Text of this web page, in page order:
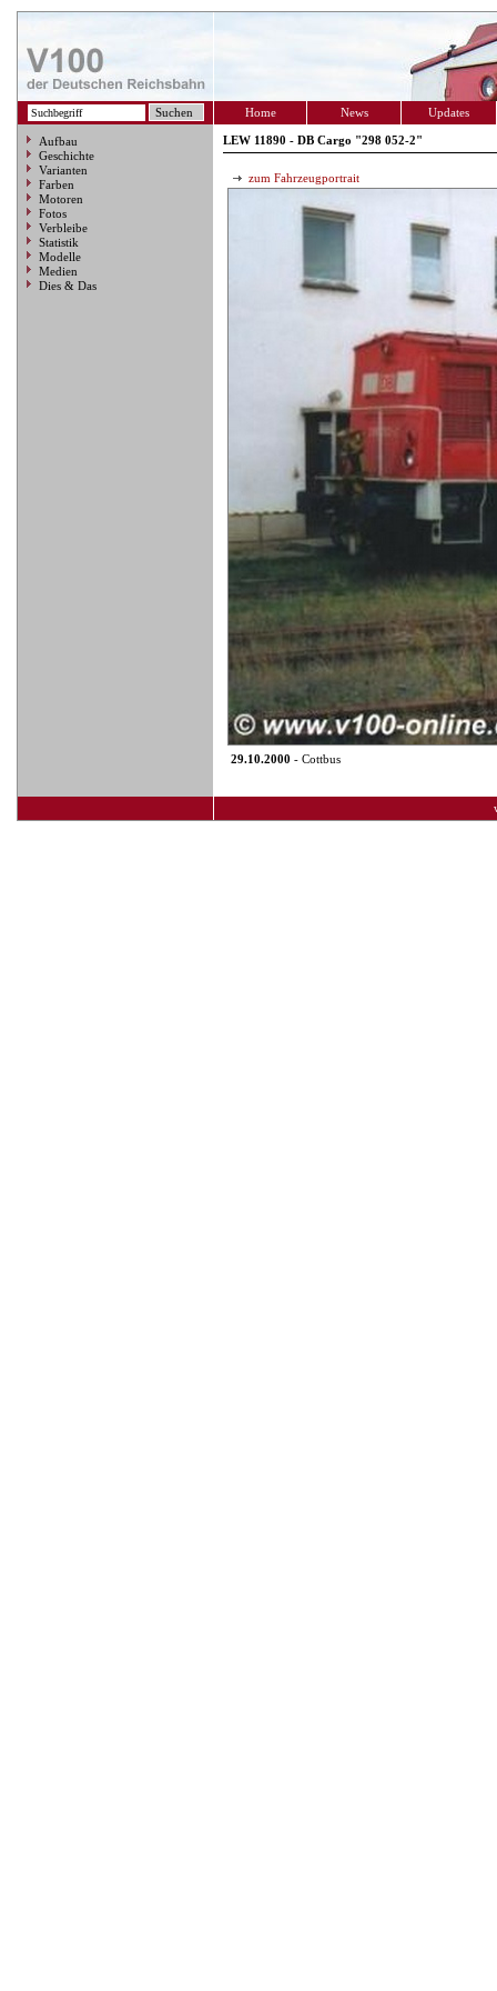
Home News Updates
Aufbau
Geschichte
Varianten
Farben
Motoren
Fotos
Verbleibe
Statistik
Modelle
Medien
Dies & Das
LEW 11890 - DB Cargo "298 052-2"
zum Fahrzeugportrait
29.10.2000 - Cottbus